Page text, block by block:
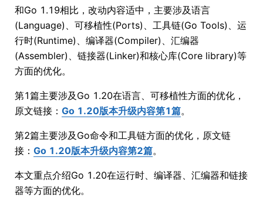
和Go 1.19相比，改动内容适中，主要涉及语言
(Language)、可移植性(Ports)、工具链(Go Tools)、运
行时(Runtime)、编译器(Compiler)、汇编器
(Assembler)、链接器(Linker)和核心库(Core library)等
方面的优化。
第1篇主要涉及Go 1.20在语言、可移植性方面的优化，
原文链接： Go 1.20版本升级内容第1篇。
第2篇主要涉及Go命令和工具链方面的优化，原文链
接： Go 1.20版本升级内容第2篇。
本文重点介绍Go 1.20在运行时、编译器、汇编器和链接
器等方面的优化。